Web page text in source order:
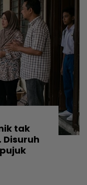
tak
Disuruh